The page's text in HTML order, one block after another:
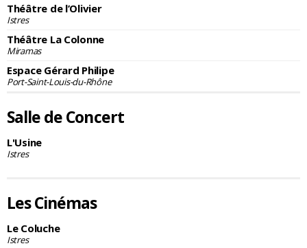
Théâtre de l’Olivier
Istres
Théâtre La Colonne
Miramas
Espace Gérard Philipe
Port-Saint-Louis-du-Rhône
Salle de Concert
L'Usine
Istres
Les Cinémas
Le Coluche
Istres